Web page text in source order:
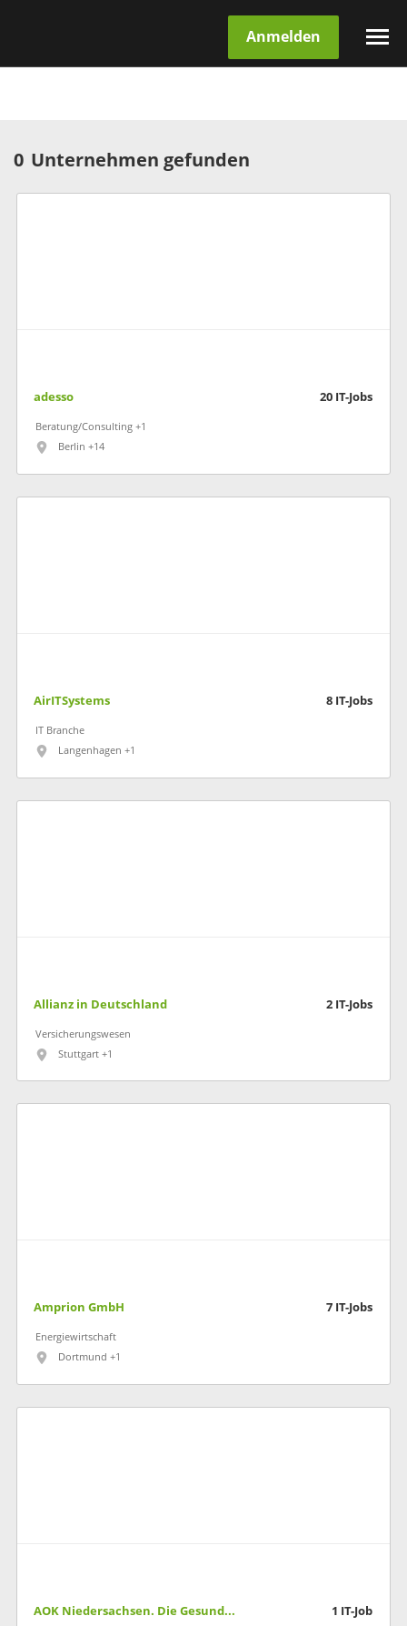
Anmelden
0 Unternehmen gefunden
adesso 20 IT-Jobs
Beratung/Consulting +1
Berlin +14
AirITSystems 8 IT-Jobs
IT Branche
Langenhagen +1
Allianz in Deutschland 2 IT-Jobs
Versicherungswesen
Stuttgart +1
Amprion GmbH 7 IT-Jobs
Energiewirtschaft
Dortmund +1
AOK Niedersachsen. Die Gesundheitskasse 1 IT-Job